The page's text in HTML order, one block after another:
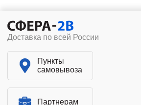
Доставка по всей России
Пункты
самовывоза
Партнерам